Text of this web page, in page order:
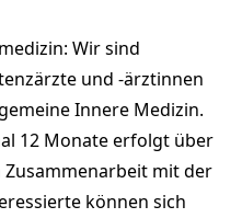
Wir sind
und -ärztinnen
Innere Medizin.
12 Monate erfolgt über
mit der
können sich